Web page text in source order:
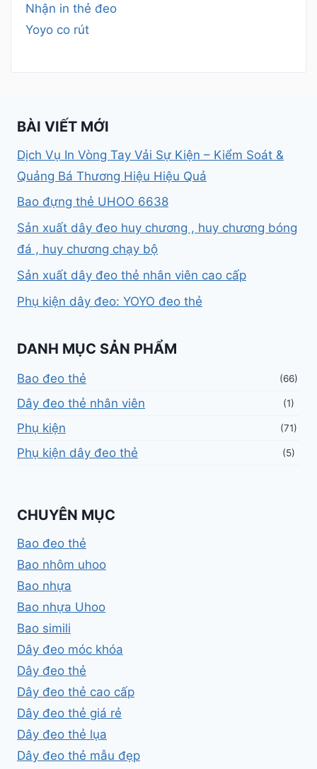
Nhận in thẻ đeo
Yoyo co rút
BÀI VIẾT MỚI
Dịch Vụ In Vòng Tay Vải Sự Kiện – Kiểm Soát &
Quảng Bá Thương Hiệu Hiệu Quả
Bao đựng thẻ UHOO 6638
Sản xuất dây đeo huy chương , huy chương bóng
đá , huy chương chạy bộ
Sản xuất dây đeo thẻ nhân viên cao cấp
Phụ kiện dây đeo: YOYO đeo thẻ
DANH MỤC SẢN PHẨM
Bao đeo thẻ (66)
Dây đeo thẻ nhân viên (1)
Phụ kiện (71)
Phụ kiện dây đeo thẻ (5)
CHUYÊN MỤC
Bao đeo thẻ
Bao nhôm uhoo
Bao nhựa
Bao nhựa Uhoo
Bao simili
Dây đeo móc khóa
Dây đeo thẻ
Dây đeo thẻ cao cấp
Dây đeo thẻ giá rẻ
Dây đeo thẻ lụa
Dây đeo thẻ mẫu đẹp